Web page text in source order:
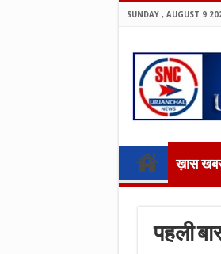
SUNDAY , AUGUST 9
ख़ास
पहली